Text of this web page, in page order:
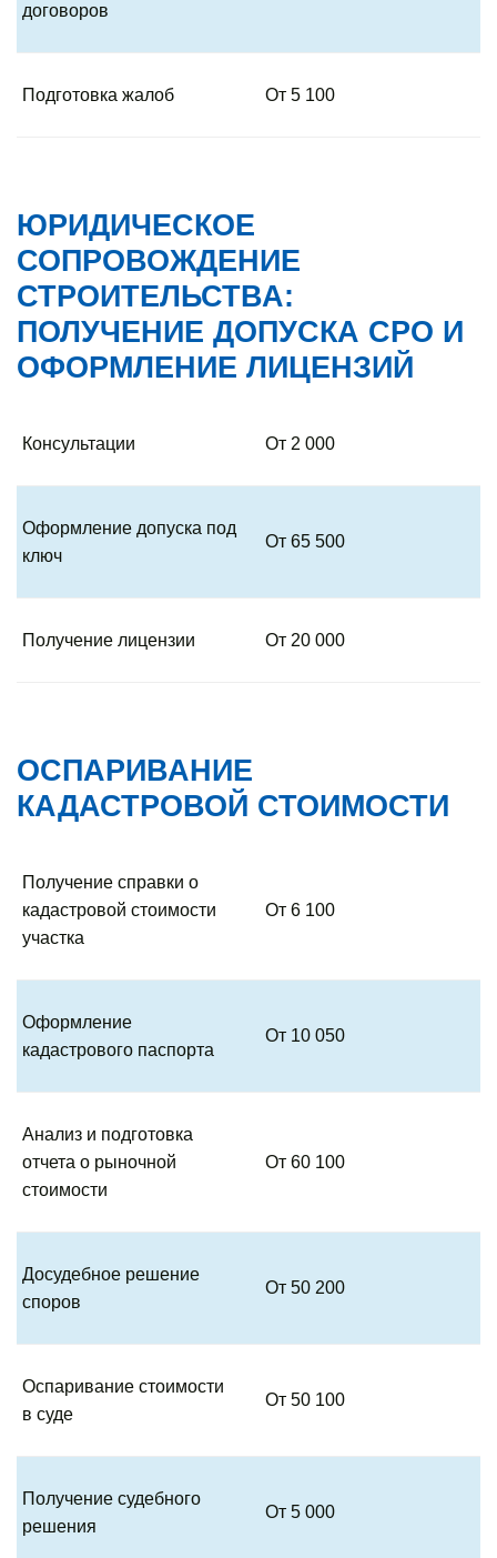
договоров
Подготовка жалоб От 5 100
ЮРИДИЧЕСКОЕ
СОПРОВОЖДЕНИЕ
СТРОИТЕЛЬСТВА:
ПОЛУЧЕНИЕ ДОПУСКА СРО И
ОФОРМЛЕНИЕ ЛИЦЕНЗИЙ
Консультации От 2 000
Оформление допуска под
ключ
От 65 500
Получение лицензии От 20 000
ОСПАРИВАНИЕ
КАДАСТРОВОЙ СТОИМОСТИ
Получение справки о
кадастровой стоимости
участка
От 6 100
Оформление
кадастрового паспорта
От 10 050
Анализ и подготовка
отчета о рыночной
стоимости
От 60 100
Досудебное решение
споров
От 50 200
Оспаривание стоимости
в суде
От 50 100
Получение судебного
решения
От 5 000